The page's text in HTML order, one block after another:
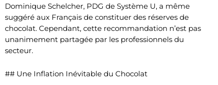
Dominique Schelcher, PDG de Système U, a même
suggéré aux Français de constituer des réserves de
chocolat. Cependant, cette recommandation n’est pas
unanimement partagée par les professionnels du
secteur.
## Une Inflation Inévitable du Chocolat